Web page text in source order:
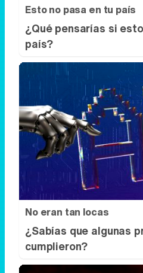
Esto no pasa en tu país
¿Qué pensarías si
país?
No eran tan locas
¿Sabías que algunas
cumplieron?